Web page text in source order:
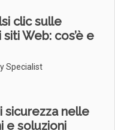
clic sulle
Web: cos’è e
Specialist
sicurezza nelle
e soluzioni